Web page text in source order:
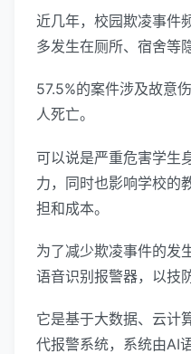
近几年，校园欺凌事件
多发生在厕所、宿舍等
57.5%的案件涉及故意
人死亡。
可以说是严重危害学生
力，同时也影响学校的
担和成本。
为了减少欺凌事件的发
语音识别报警器，以技
它是基于大数据、云计
代报警系统，系统由AI